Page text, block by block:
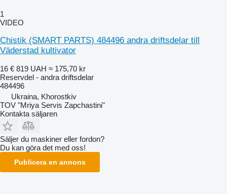
1
VIDEO
Chistik (SMART PARTS) 484496 andra driftsdelar till
Väderstad kultivator
16 € 819 UAH ≈ 175,70 kr
Reservdel - andra driftsdelar
484496
Ukraina, Khorostkiv
TOV "Mriya Servis Zapchastini"
Kontakta säljaren
Säljer du maskiner eller fordon?
Du kan göra det med oss!
Publicera en annons